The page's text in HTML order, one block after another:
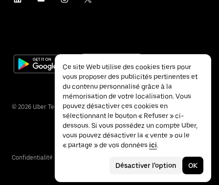
© 2026 Uber Technologies Inc.
Confidentialité
Ce site Web utilise des cookies tiers pour
vous proposer des publicités pertinentes et
du contenu personnalisé grâce à la
mémorisation de votre localisation. Vous
pouvez désactiver ces cookies en
sélectionnant le bouton « Refuser » ci-
dessous. Si vous possédez un compte Uber,
vous pouvez désactiver la « vente » ou le
« partage » de vos données ici.
Désactiver l'option OK